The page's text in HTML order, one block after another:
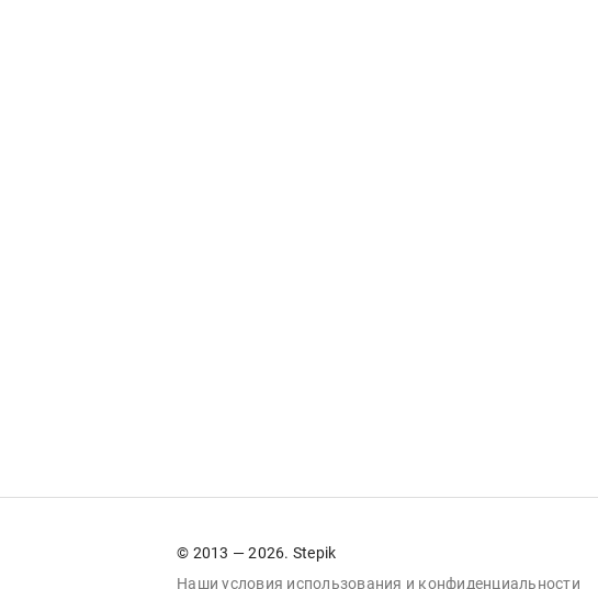
© 2013 — 2026. Stepik
Наши условия использования и конфиденциальности